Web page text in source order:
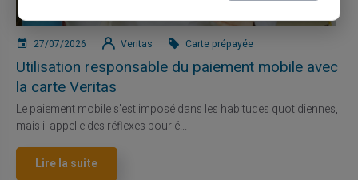
27/07/2026 Veritas Carte prépayée
Utilisation responsable du paiement mobile avec
la carte Veritas
Le paiement mobile s'est imposé dans les habitudes quotidiennes,
mais il appelle des réflexes pour é...
Lire la suite